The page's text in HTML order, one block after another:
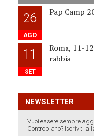
26
AGO
Pap Camp
11
SET
Roma, 11-
rabbia
NEWSLETTER
Vuoi essere sempre
Contropiano? Iscriviti